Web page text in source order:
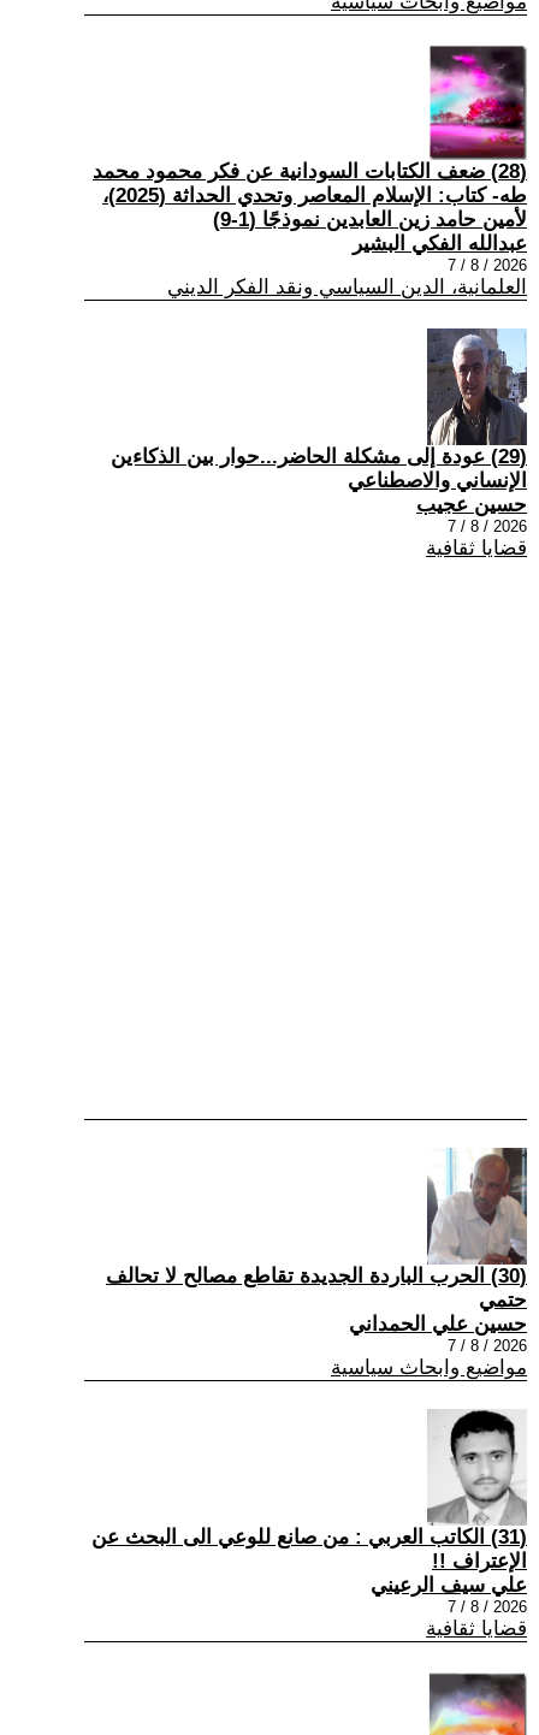
(28) ضعف الكتابات السودانية عن فكر محمود محمد
طه- كتاب: الإسلام المعاصر وتحدي الحداثة (2025)،
لأمين حامد زين العابدين نموذجًا (1-9)
عبدالله الفكي البشير
2026 / 8 / 7
العلمانية، الدين السياسي ونقد الفكر الديني
(29) عودة إلى مشكلة الحاضر...حوار بين الذكاءين
الإنساني والاصطناعي
حسين عجيب
2026 / 8 / 7
قضايا ثقافية
(30) الحرب الباردة الجديدة تقاطع مصالح لا تحالف
حتمي
حسين علي الحمداني
2026 / 8 / 7
مواضيع وابحاث سياسية
(31) الكاتب العربي : من صانع للوعي الى البحث عن
الإعتراف !!
علي سيف الرعيني
2026 / 8 / 7
قضايا ثقافية